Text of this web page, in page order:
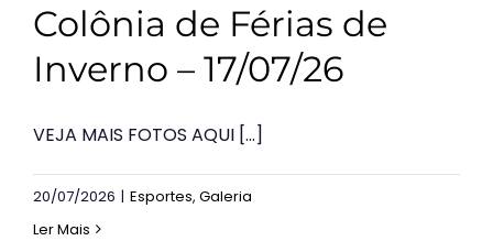
Colônia de Férias de
Inverno – 17/07/26
VEJA MAIS FOTOS AQUI [...]
20/07/2026 | Esportes, Galeria
Ler Mais